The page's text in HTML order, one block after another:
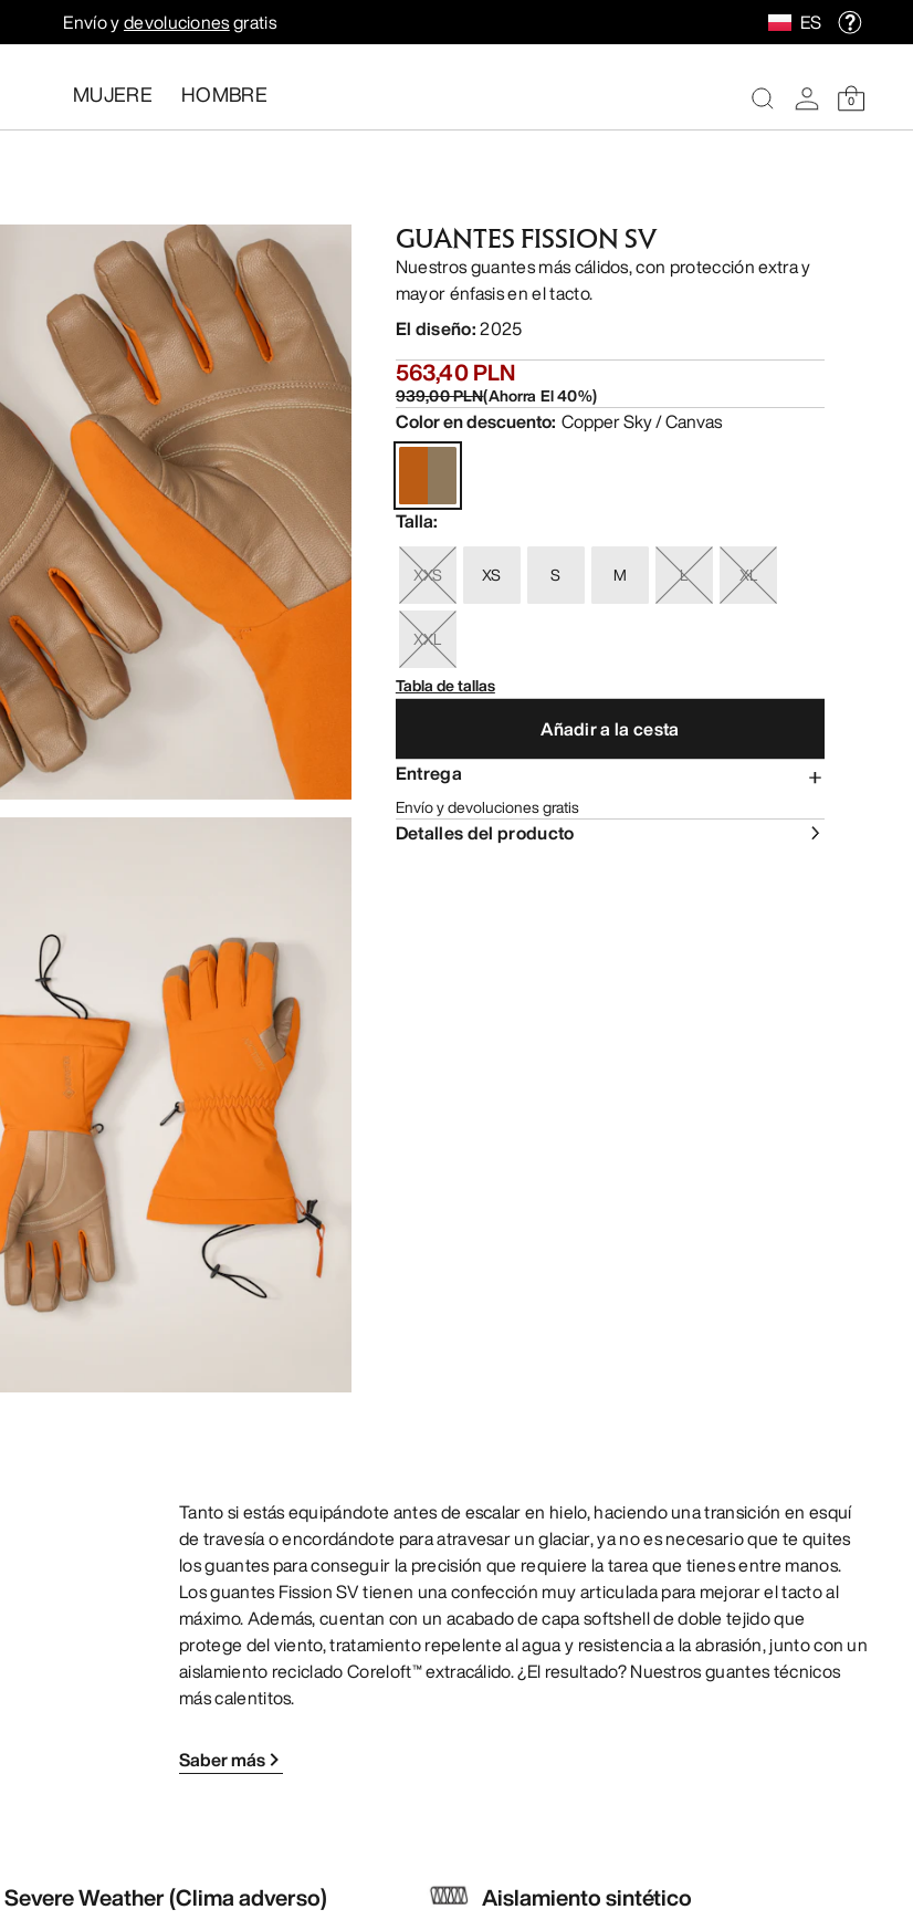
Envío ydevolucionesgratis ES
MUJERE HOMBRE 0
GUANTES FISSION SV
Nuestros guantes más cálidos, con protección extra y
mayor énfasis en el tacto.
El diseño:2025
563,40 PLN
939,00 PLN(Ahorra El40%)
Color en descuento: Copper Sky / Canvas
Talla:
XXS XS S M L XL
XXL
Tabla de tallas
Añadir a la cesta
Entrega
Envío y devoluciones gratis
Detalles del producto
Tanto si estás equipándote antes de escalar en hielo, haciendo una transición en esquí
de travesía o encordándote para atravesar un glaciar, ya no es necesario que te quites
los guantes para conseguir la precisión que requiere la tarea que tienes entre manos.
Los guantes Fission SV tienen una confección muy articulada para mejorar el tacto al
máximo. Además, cuentan con un acabado de capa softshell de doble tejido que
protege del viento, tratamiento repelente al agua y resistencia a la abrasión, junto con un
aislamiento reciclado Coreloft™ extracálido. ¿El resultado? Nuestros guantes técnicos
más calentitos.
Saber más
Severe Weather (Clima adverso) Aislamiento sintético